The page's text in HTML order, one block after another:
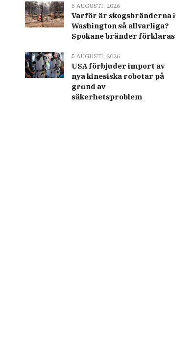
5 AUGUSTI, 2026
Varför är skogsbränderna i
Washington så allvarliga?
Spokane bränder förklaras
5 AUGUSTI, 2026
USA förbjuder import av
nya kinesiska robotar på
grund av
säkerhetsproblem